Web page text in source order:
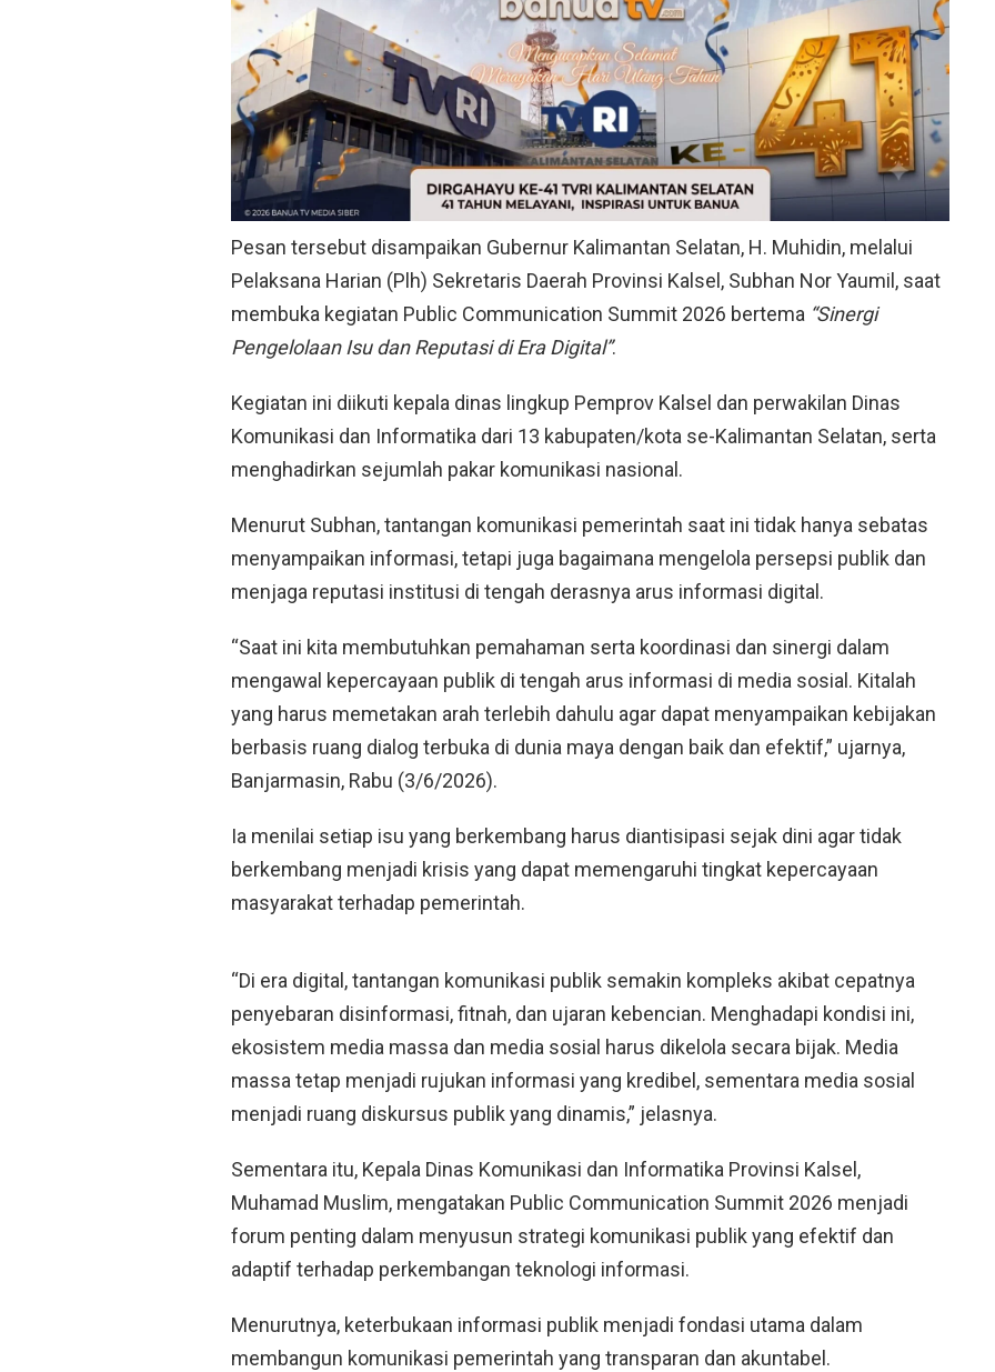
Pesan tersebut disampaikan Gubernur Kalimantan Selatan, H. Muhidin, melalui
Pelaksana Harian (Plh) Sekretaris Daerah Provinsi Kalsel, Subhan Nor Yaumil, saat
membuka kegiatan Public Communication Summit 2026 bertema “Sinergi
Pengelolaan Isu dan Reputasi di Era Digital”.
Kegiatan ini diikuti kepala dinas lingkup Pemprov Kalsel dan perwakilan Dinas
Komunikasi dan Informatika dari 13 kabupaten/kota se-Kalimantan Selatan, serta
menghadirkan sejumlah pakar komunikasi nasional.
Menurut Subhan, tantangan komunikasi pemerintah saat ini tidak hanya sebatas
menyampaikan informasi, tetapi juga bagaimana mengelola persepsi publik dan
menjaga reputasi institusi di tengah derasnya arus informasi digital.
“Saat ini kita membutuhkan pemahaman serta koordinasi dan sinergi dalam
mengawal kepercayaan publik di tengah arus informasi di media sosial. Kitalah
yang harus memetakan arah terlebih dahulu agar dapat menyampaikan kebijakan
berbasis ruang dialog terbuka di dunia maya dengan baik dan efektif,” ujarnya,
Banjarmasin, Rabu (3/6/2026).
Ia menilai setiap isu yang berkembang harus diantisipasi sejak dini agar tidak
berkembang menjadi krisis yang dapat memengaruhi tingkat kepercayaan
masyarakat terhadap pemerintah.
“Di era digital, tantangan komunikasi publik semakin kompleks akibat cepatnya
penyebaran disinformasi, fitnah, dan ujaran kebencian. Menghadapi kondisi ini,
ekosistem media massa dan media sosial harus dikelola secara bijak. Media
massa tetap menjadi rujukan informasi yang kredibel, sementara media sosial
menjadi ruang diskursus publik yang dinamis,” jelasnya.
Sementara itu, Kepala Dinas Komunikasi dan Informatika Provinsi Kalsel,
Muhamad Muslim, mengatakan Public Communication Summit 2026 menjadi
forum penting dalam menyusun strategi komunikasi publik yang efektif dan
adaptif terhadap perkembangan teknologi informasi.
Menurutnya, keterbukaan informasi publik menjadi fondasi utama dalam
membangun komunikasi pemerintah yang transparan dan akuntabel.